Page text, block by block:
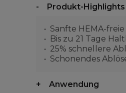
Produkt-Highlights
Sanfte HEMA-
Bis zu 21 Tage
25% schnellere
Schonendes
Anwendung